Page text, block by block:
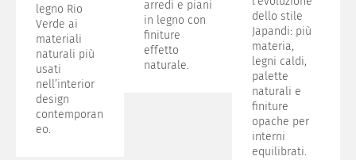
legno Rio
Verde ai
materiali
naturali più
usati
nell’interior
design
contemporan
eo.
arredi e piani
in legno con
finiture
effetto
naturale.
dello stile
Japandi: più
materia,
legni caldi,
palette
naturali e
finiture
opache per
interni
equilibrati.